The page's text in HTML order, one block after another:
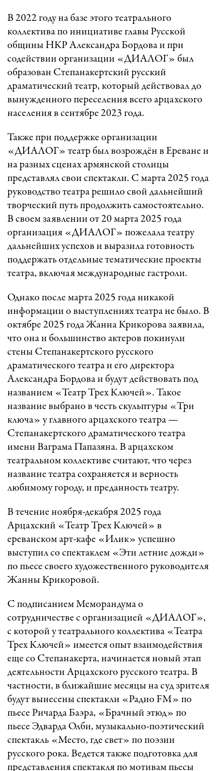
В 2022 году на базе этого театрального
коллектива по инициативе главы Русской
общины НКР Александра Бордова и при
содействии организации «ДИАЛОГ» был
образован Степанакертский русский
драматический театр, который действовал до
вынужденного переселения всего арцахского
населения в сентябре 2023 года.
Также при поддержке организации
«ДИАЛОГ» театр был возрождён в Ереване и
на разных сценах армянской столицы
представлял свои спектакли. С марта 2025 года
руководство театра решило свой дальнейший
творческий путь продолжить самостоятельно.
В своем заявлении от 20 марта 2025 года
организация «ДИАЛОГ» пожелала театру
дальнейших успехов и выразила готовность
поддержать отдельные тематические проекты
театра, включая международные гастроли.
Однако после марта 2025 года никакой
информации о выступлениях театра не было. В
октябре 2025 года Жанна Крикорова заявила,
что она и большинство актеров покинули
стены Степанакертского русского
драматического театра и его директора
Александра Бордова и будут действовать под
названием «Театр Трех Ключей». Такое
название выбрано в честь скульптуры «Три
ключа» у главного арцахского театра —
Степанакертского драматического театра
имени Ваграма Папазяна. В арцахском
театральном коллективе считают, что через
название театра сохраняется и верность
любимому городу, и преданность театру.
В течение ноября-декабря 2025 года
Арцахский «Театр Трех Ключей» в
ереванском арт-кафе «Илик» успешно
выступил со спектаклем «Эти летние дожди»
по пьесе своего художественного руководителя
Жанны Крикоровой.
С подписанием Меморандума о
сотрудничестве с организацией «ДИАЛОГ»,
с которой у театрального коллектива «Театра
Трех Ключей» имеется опыт взаимодействия
еще со Степанакерта, начинается новый этап
деятельности Арцахского русского театра. В
частности, в ближайшие месяцы на суд зрителя
будут вынесены спектакли «Радио FM» по
пьесе Ричарда Баэра, «Брачный этюд» по
пьесе Эдварда Олби, музыкально-поэтический
спектакль «Место, где свет» по поэзии
русского рока. Ведется также подготовка для
представления спектакля по мотивам пьесы